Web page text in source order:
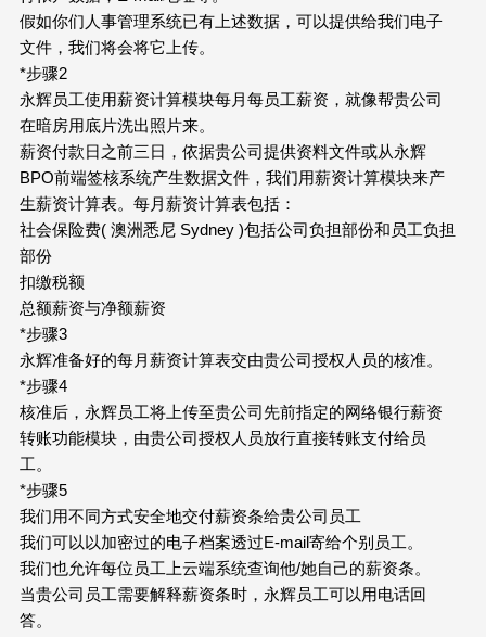
假如你们人事管理系统已有上述数据，可以提供给我们电子
文件，我们将会将它上传。
*步骤2
永辉员工使用薪资计算模块每月每员工薪资，就像帮贵公司
在暗房用底片洗出照片来。
薪资付款日之前三日，依据贵公司提供资料文件或从永辉
BPO前端签核系统产生数据文件，我们用薪资计算模块来产
生薪资计算表。每月薪资计算表包括：
社会保险费( 澳洲悉尼 Sydney )包括公司负担部份和员工负担
部份
扣缴税额
总额薪资与净额薪资
*步骤3
永辉准备好的每月薪资计算表交由贵公司授权人员的核准。
*步骤4
核准后，永辉员工将上传至贵公司先前指定的网络银行薪资
转账功能模块，由贵公司授权人员放行直接转账支付给员
工。
*步骤5
我们用不同方式安全地交付薪资条给贵公司员工
我们可以以加密过的电子档案透过E-mail寄给个别员工。
我们也允许每位员工上云端系统查询他/她自己的薪资条。
当贵公司员工需要解释薪资条时，永辉员工可以用电话回
答。